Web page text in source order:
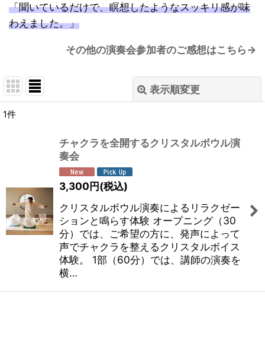
「聞いているだけで、瞑想したようなスッキリ感が味
わえました。」
その他の演奏会参加者のご感想はこちら→
表示順変更
絞り込む
1件
チャクラを全開するクリスタルボウル演
奏会
3,300円(税込)
クリスタルボウル演奏によるリラクゼー
ションと鳴らす体験 オープニング（30
分）では、ご希望の方に、発声によって
声でチャクラを整えるクリスタルボイス
体験。 1部（60分）では、講師の演奏を
横…